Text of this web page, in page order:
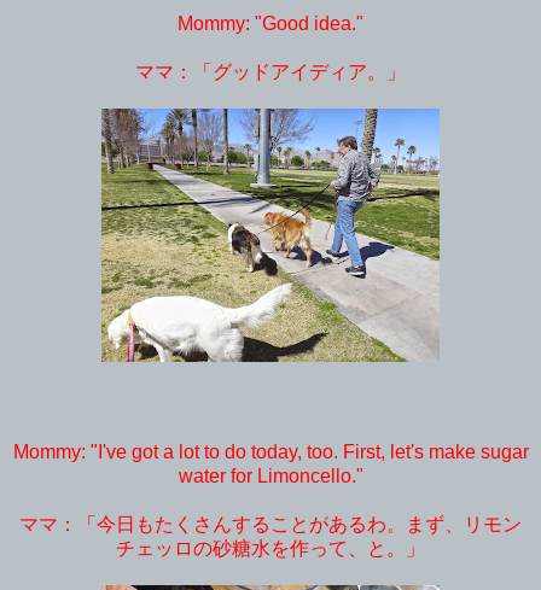
Mommy: "Good idea."
ママ：「グッドアイディア。」
Mommy: "I've got a lot to do today, too. First, let's make sugar
water for Limoncello."
ママ：「今日もたくさんすることがあるわ。まず、リモン
チェッロの砂糖水を作って、と。」